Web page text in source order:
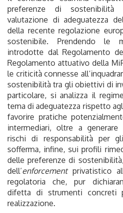
preferenze di
valutazione di adeguatezza
della recente regolazione
sostenibile. Prendendo le
introdotte dal Regolamento
Regolamento attuativo della
le criticità connesse
sostenibilità tra gli obiettivi di
particolare, si analizza il
tema di adeguatezza rispetto
favorire pratiche
intermediari, oltre a generare
rischi di responsabilità per
sofferma, infine, sui profili
delle preferenze di
dell’enforcementprivatistico
regolatoria che, pur
difetta di strumenti concreti
realizzazione.